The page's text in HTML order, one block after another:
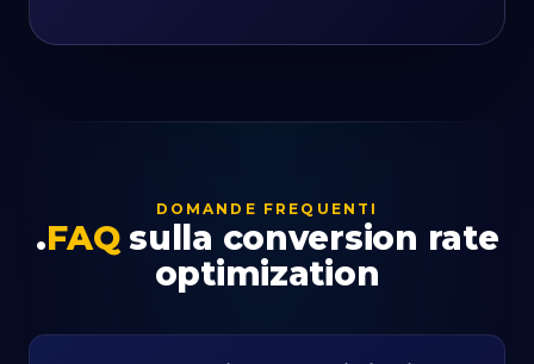
DOMANDE FREQUENTI
FAQsulla conversion rate
optimization